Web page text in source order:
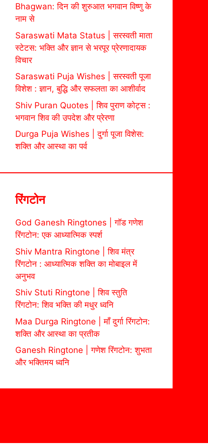
Bhagwan: दिन की शुरुआत भगवान विष्णु के
नाम से
Saraswati Mata Status | सरस्वती माता
स्टेटस: भक्ति और ज्ञान से भरपूर प्रेरणादायक
विचार
Saraswati Puja Wishes | सरस्वती पूजा
विशेश : ज्ञान, बुद्धि और सफलता का आशीर्वाद
Shiv Puran Quotes | शिव पुराण कोट्स :
भगवान शिव की उपदेश और प्रेरणा
Durga Puja Wishes | दुर्गा पूजा विशेस:
शक्ति और आस्था का पर्व
रिंगटोन
God Ganesh Ringtones | गॉड गणेश
रिंगटोन: एक आध्यात्मिक स्पर्श
Shiv Mantra Ringtone | शिव मंत्र
रिंगटोन : आध्यात्मिक शक्ति का मोबाइल में
अनुभव
Shiv Stuti Ringtone | शिव स्तुति
रिंगटोन: शिव भक्ति की मधुर ध्वनि
Maa Durga Ringtone | माँ दुर्गा रिंगटोन:
शक्ति और आस्था का प्रतीक
Ganesh Ringtone | गणेश रिंगटोन: शुभता
और भक्तिमय ध्वनि